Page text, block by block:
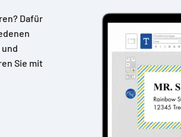
Dafür
Sie mit